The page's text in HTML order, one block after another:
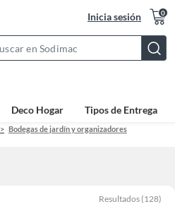
Inicia sesión 0
Bar
Deco Hogar Tipos de Entrega
Bodegas de jardín y organizadores
Resultados (128)